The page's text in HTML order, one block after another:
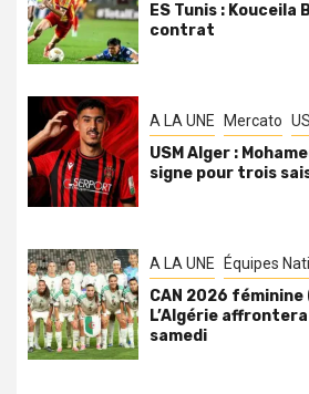
ES Tunis : Kouceila
contrat
A LA UNE Mercato
USM Alger :
signe pour trois
A LA UNE Équipes
CAN 2026 féminine
L’Algérie
samedi